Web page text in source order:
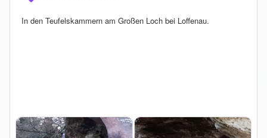
In den Teufelskammern am Großen Loch bei Loffenau.